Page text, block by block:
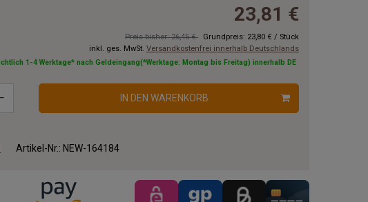
23,81 €
Preis bisher: 26,45 € Grundpreis: 23,80 € / Stück
inkl. ges. MwSt. Versandkostenfrei innerhalb Deutschlands
1-4 Werktage* nach Geldeingang(*Werktage: Montag bis Freitag) innerhalb DE
IN DEN WARENKORB
Artikel-Nr.: NEW-164184